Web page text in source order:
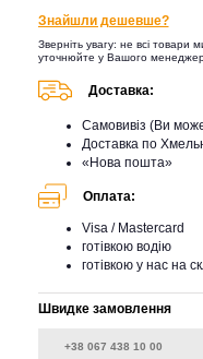
Знайшли дешевше?
Зверніть увагу: не всі товари
уточнюйте у Вашого
Доставка:
Самовивіз (Ви
Доставка по
«Нова пошта»
Оплата:
Visa / Mastercard
готівкою водію
готівкою у нас на
Швидке замовлення